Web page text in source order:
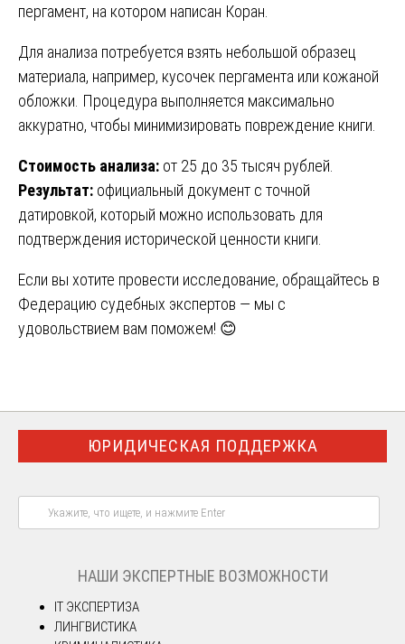
пергамент, на котором написан Коран.
Для анализа потребуется взять небольшой образец
материала, например, кусочек пергамента или кожаной
обложки. Процедура выполняется максимально
аккуратно, чтобы минимизировать повреждение книги.
Стоимость анализа: от 25 до 35 тысяч рублей.
Результат: официальный документ с точной
датировкой, который можно использовать для
подтверждения исторической ценности книги.
Если вы хотите провести исследование, обращайтесь в
Федерацию судебных экспертов — мы с
удовольствием вам поможем! 😊
ЮРИДИЧЕСКАЯ ПОДДЕРЖКА
НАШИ ЭКСПЕРТНЫЕ ВОЗМОЖНОСТИ
IT ЭКСПЕРТИЗА
ЛИНГВИСТИКА